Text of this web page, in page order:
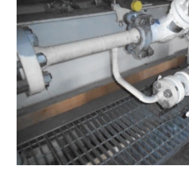
khả năng chịu áp lực, chống thổi
trong. Vật liệu độn (Filler): Graphite
hoặc sợi amiang, có khả năng nén
tạo độ kín khi biến dạng theo mặt
lớp vỏ (single jacketed) và hai lớp vỏ
tăng hiệu quả làm kín. Ứng dụng
nhiệt, bình áp suất, nồi hơi, ống
hơi, hóa...